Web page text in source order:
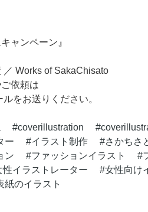
ャンペーン』
／ Works of SakaChisato
依頼は
をお送りください。
coverillustration
ー イラスト制作 さかちさ
ン ファッションイラスト
性イラストレーター 女性向け
紙のイラスト